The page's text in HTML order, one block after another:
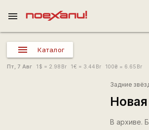
menu
Каталог
Пт, 7 Авг 1 $ = 2.98 Br 1€ = 3.44 Br 100₴ = 6.65 Br
Задние
В архиве.